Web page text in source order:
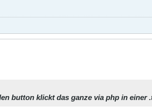
button klickt das ganze via php in einer